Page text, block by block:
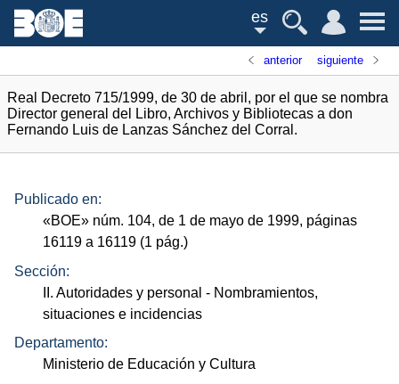
es
anterior siguiente
Real Decreto 715/1999, de 30 de abril, por el que se nombra
Director general del Libro, Archivos y Bibliotecas a don
Fernando Luis de Lanzas Sánchez del Corral.
Publicado en:
«BOE» núm. 104, de 1 de mayo de 1999, páginas
16119 a 16119 (1 pág.)
Sección:
II. Autoridades y personal - Nombramientos,
situaciones e incidencias
Departamento:
Ministerio de Educación y Cultura